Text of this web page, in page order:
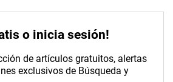
o inicia sesión!
de artículos gratuitos, alertas
exclusivos de Búsqueda y